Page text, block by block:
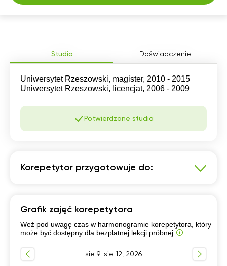
Studia Doświadczenie
Uniwersytet Rzeszowski, magister, 2010 - 2015
Uniwersytet Rzeszowski, licencjat, 2006 - 2009
Potwierdzone studia
Korepetytor przygotowuje do:
Przygotowanie do matury podstawowej
Egzamin 8-klasisty
Liceum (profil podstawowy) Dla obcokrajowców
Grafik zajęć korepetytora
Weź pod uwagę czas w harmonogramie korepetytora, który
może być dostępny dla bezpłatnej lekcji próbnej
sie 9-sie 12, 2026